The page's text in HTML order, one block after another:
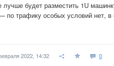
лучше будет разместить 1U
по трафику особых условий нет, в
2022, 14:32 0